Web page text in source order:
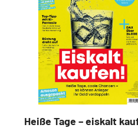
Heiße Tage – eiskalt